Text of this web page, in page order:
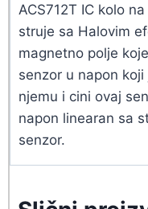
ACS712T IC kolo
struje sa Halovim
magnetno polje
senzor u napon
njemu i cini ovaj
napon linearan sa
senzor.